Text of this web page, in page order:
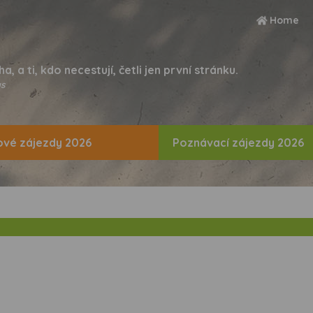
Home
a ti, kdo necestují, četli jen první stránku.
zájezdy 2026 Poznávací zájezdy 2026